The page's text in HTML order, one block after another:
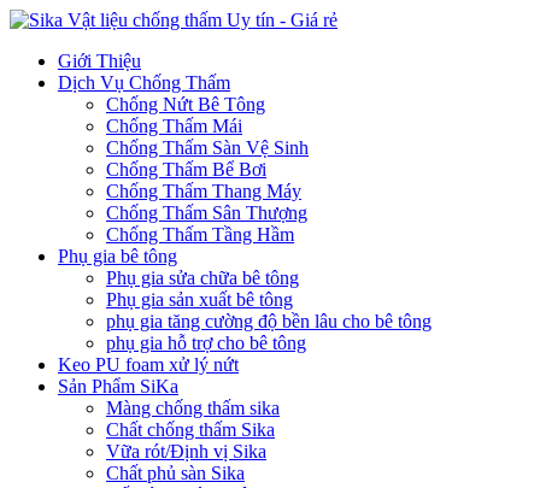
Giới Thiệu
Dịch Vụ Chống Thấm
Chống Nứt Bê Tông
Chống Thấm Mái
Chống Thấm Sàn Vệ Sinh
Chống Thấm Bể Bơi
Chống Thấm Thang Máy
Chống Thấm Sân Thượng
Chống Thấm Tầng Hầm
Phụ gia bê tông
Phụ gia sửa chữa bê tông
Phụ gia sản xuất bê tông
phụ gia tăng cường độ bền lâu cho bê tông
phụ gia hỗ trợ cho bê tông
Keo PU foam xử lý nứt
Sản Phẩm SiKa
Màng chống thấm sika
Chất chống thấm Sika
Vữa rót/Định vị Sika
Chất phủ sàn Sika